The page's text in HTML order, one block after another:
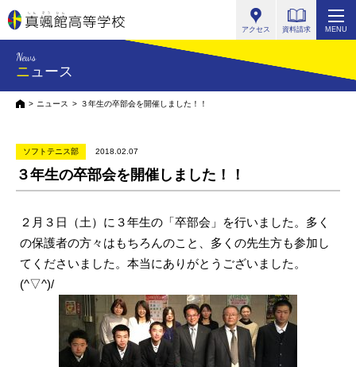
アクセス 資料請求 MENU
News
ニュース
HOMEニュース ３年生の卒部会を開催しました！！
ソフトテニス部 2018.02.07
３年生の卒部会を開催しました！！
２月３日（土）に３年生の「卒部会」を行いました。多く
の保護者の方々はもちろんのこと、多くの先生方も参加し
てくださいました。本当にありがとうございました。
(^▽^)/